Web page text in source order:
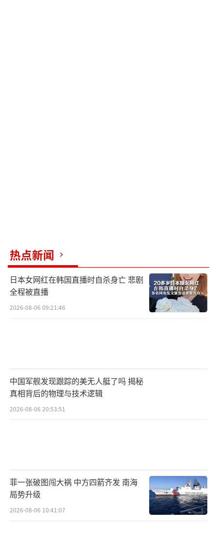
热点新闻
日本女网红在韩国直播时自杀身亡 悲剧
全程被直播
2026-08-06 09:21:46
中国军舰发现跟踪的美无人艇了吗 揭秘
真相背后的物理与技术逻辑
2026-08-06 20:53:51
菲一张破图闯大祸 中方四箭齐发 南海
局势升级
2026-08-06 10:41:07